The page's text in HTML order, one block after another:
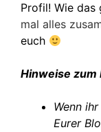
Profil! Wie das
mal alles
euch
Hinweise
Wenn
Eurer